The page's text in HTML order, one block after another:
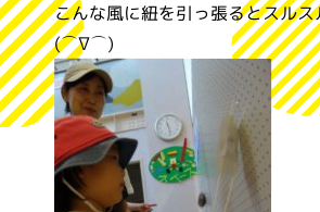
こんな風に紐を引っ張るとスルス
(⌒∇⌒)